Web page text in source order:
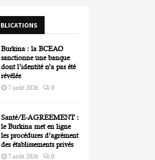
H
Burkina : la BCEAO
sanctionne une banque
dont l’identité n’a pas été
révélée
7 août 2026 0
Santé/E-AGREEMENT :
le Burkina met en ligne
les procédures d’agrément
des établissements privés
7 août 2026 0